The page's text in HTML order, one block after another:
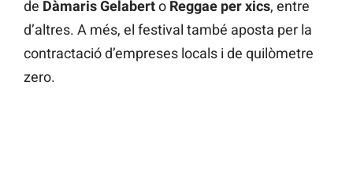
de Dàmaris Gelaberto Reggae per xics, entre
d’altres. A més, el festival també aposta per la
contractació d’empreses locals i de quilòmetre
zero.